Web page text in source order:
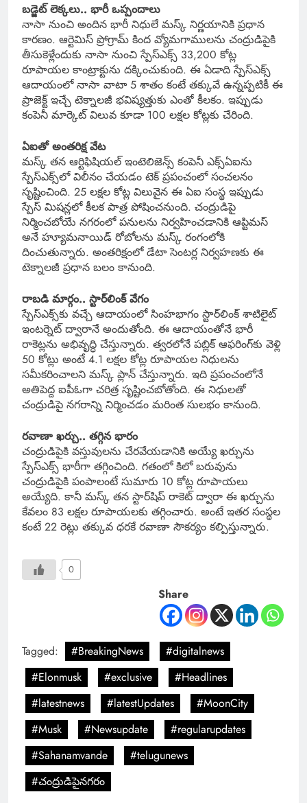
బడ్జెట్ లెక్కలు.. భారీ ఒప్పందాలు
నాసా నుంచి అందిన భారీ నిధులే మస్క్ నిర్ణయానికి ప్రధాన
కారణం. ఆర్టెమిస్ ప్రోగ్రామ్ కింద వ్యోమగాములను చంద్రుడిపైకి
తీసుకెళ్లేందుకు నాసా నుంచి స్పేస్‌ఎక్స్ 33,200 కోట్ల
రూపాయల కాంట్రాక్టును దక్కించుకుంది. ఈ ఏడాది స్పేస్‌ఎక్స్
ఆదాయంలో నాసా వాటా 5 శాతం కంటే తక్కువే ఉన్నప్పటికీ ఈ
ప్రాజెక్ట్ ఇచ్చే టెక్నాలజీ భవిష్యత్తుకు ఎంతో కీలకం. ఇప్పుడు
కంపెనీ మార్కెట్ విలువ కూడా 100 లక్షల కోట్లకు చేరింది.
ఏఐతో అంతరిక్ష వేట
మస్క్ తన ఆర్టిఫిషియల్ ఇంటెలిజెన్స్ కంపెనీ ఎక్స్‌ఏఐను
స్పేస్‌ఎక్స్‌లో విలీనం చేయడం టెక్ ప్రపంచంలో సంచలనం
సృష్టించింది. 25 లక్షల కోట్ల విలువైన ఈ ఏఐ సంస్థ ఇప్పుడు
స్పేస్ మిషన్లలో కీలక పాత్ర పోషించనుంది. చంద్రుడిపై
నిర్మించబోయే నగరంలో పనులను నిర్వహించడానికి ఆప్టిమస్
అనే హ్యూమనాయిడ్ రోబోలను మస్క్ రంగంలోకి
దించుతున్నారు. అంతరిక్షంలో డేటా సెంటర్ల నిర్వహణకు ఈ
టెక్నాలజీ ప్రధాన బలం కానుంది.
రాబడి మార్గం.. స్టార్‌లింక్ వేగం
స్పేస్‌ఎక్స్‌కు వచ్చే ఆదాయంలో సింహభాగం స్టార్‌లింక్ శాటిలైట్
ఇంటర్నెట్ ద్వారానే అందుతోంది. ఈ ఆదాయంతోనే భారీ
రాకెట్లను అభివృద్ధి చేస్తున్నారు. త్వరలోనే పబ్లిక్ ఆఫరింగ్‌కు వెళ్లి
50 కోట్లు అంటే 4.1 లక్షల కోట్ల రూపాయల నిధులను
సమీకరించాలని మస్క్ ప్లాన్ చేస్తున్నారు. ఇది ప్రపంచంలోనే
అతిపెద్ద ఐపీఓగా చరిత్ర సృష్టించబోతోంది. ఈ నిధులతో
చంద్రుడిపై నగరాన్ని నిర్మించడం మరింత సులభం కానుంది.
రవాణా ఖర్చు.. తగ్గిన భారం
చంద్రుడిపైకి వస్తువులను చేరవేయడానికి అయ్యే ఖర్చును
స్పేస్‌ఎక్స్ భారీగా తగ్గించింది. గతంలో కిలో బరువును
చంద్రుడిపైకి పంపాలంటే సుమారు 10 కోట్ల రూపాయలు
అయ్యేది. కానీ మస్క్ తన స్టార్‌షిప్ రాకెట్ ద్వారా ఈ ఖర్చును
కేవలం 83 లక్షల రూపాయలకు తగ్గించారు. అంటే ఇతర సంస్థల
కంటే 22 రెట్లు తక్కువ ధరకే రవాణా సౌకర్యం కల్పిస్తున్నారు.
0
Share
Tagged: #BreakingNews
#digitalnews
#Elonmusk
#exclusive
#Headlines
#latestnews
#latestUpdates
#MoonCity
#Musk
#Newsupdate
#regularupdates
#Sahanamvande
#telugunews
#చంద్రుడిపైనగరం